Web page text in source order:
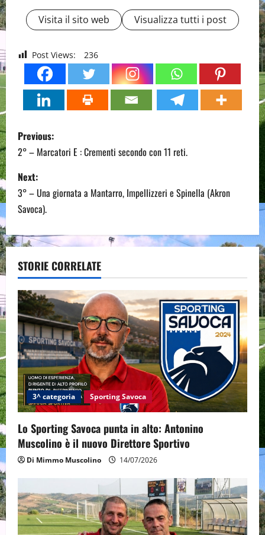
Visita il sito web Visualizza tutti i post
Post Views: 236
P
o
s
t
n
a
v
i
g
a
t
i
o
n
Previous:
2° – Marcatori E : Crementi secondo con 11 reti.
Next:
3° – Una giornata a Mantarro, Impellizzeri e Spinella (Akron
Savoca).
STORIE CORRELATE
3^ categoria Sporting Savoca
Lo Sporting Savoca punta in alto: Antonino
Muscolino è il nuovo Direttore Sportivo
Di Mimmo Muscolino 14/07/2026